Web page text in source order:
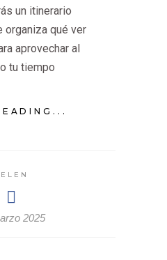
un itinerario
organiza qué ver
aprovechar al
tu tiempo
2025